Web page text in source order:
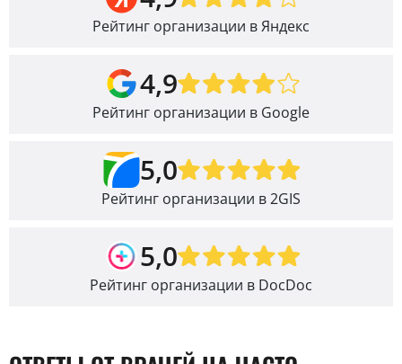
Рейтинг организации в Яндекс
4,9
Рейтинг организации в Google
5,0
Рейтинг организации в 2GIS
5,0
Рейтинг организации в DocDoc